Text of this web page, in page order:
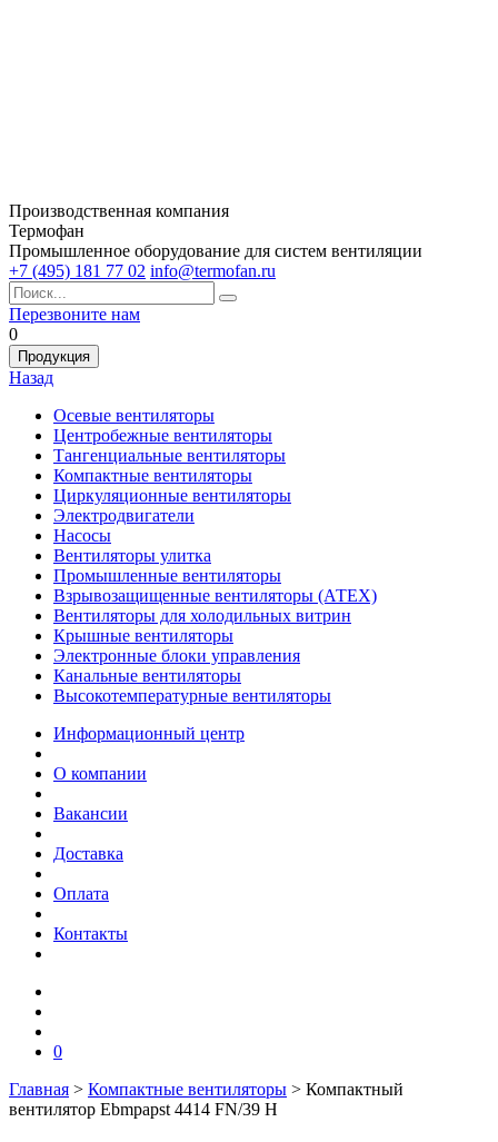
Производственная компания
Термофан
Промышленное оборудование для систем вентиляции
+7 (495) 181 77 02 info@termofan.ru
Перезвоните нам
0
Продукция
Назад
Осевые вентиляторы
Центробежные вентиляторы
Тангенциальные вентиляторы
Компактные вентиляторы
Циркуляционные вентиляторы
Электродвигатели
Насосы
Вентиляторы улитка
Промышленные вентиляторы
Взрывозащищенные вентиляторы (АТЕХ)
Вентиляторы для холодильных витрин
Крышные вентиляторы
Электронные блоки управления
Канальные вентиляторы
Высокотемпературные вентиляторы
Информационный центр
О компании
Вакансии
Доставка
Оплата
Контакты
0
Главная > Компактные вентиляторы > Компактный
вентилятор Ebmpapst 4414 FN/39 H